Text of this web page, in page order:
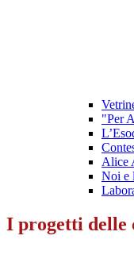
"Per
Alice
Noi e
I progetti delle